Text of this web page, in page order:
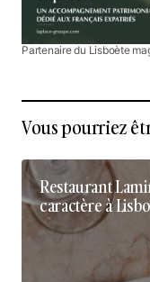
Partenaire du Lisboète
Vous pourriez
Restaurant
caractère à